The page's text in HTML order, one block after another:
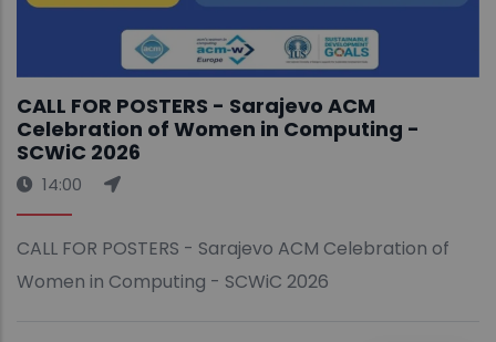
CALL FOR POSTERS - Sarajevo ACM
Celebration of Women in Computing -
SCWiC 2026
14:00
CALL FOR POSTERS - Sarajevo ACM Celebration of
Women in Computing - SCWiC 2026